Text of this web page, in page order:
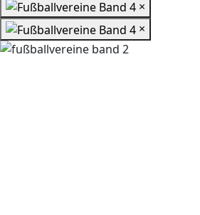
×
×